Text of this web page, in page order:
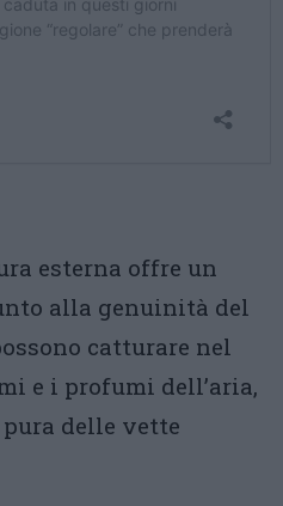
esterna offre un
alla genuinità del
catturare nel
e i profumi dell’aria,
delle vette